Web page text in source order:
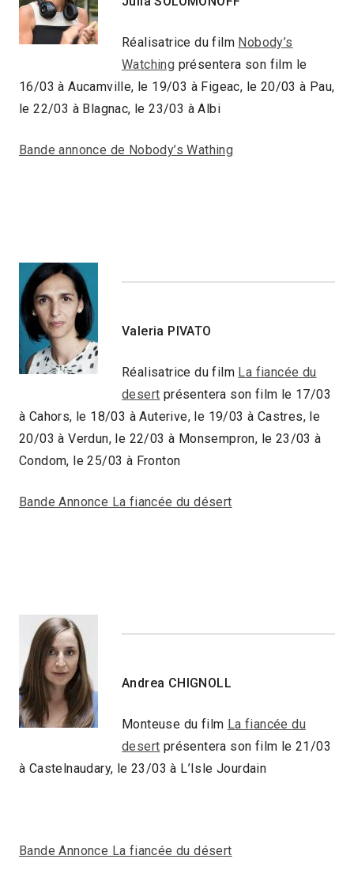
Réalisatrice du film Nobody’s
Watching présentera son film le
16/03 à Aucamville, le 19/03 à Figeac, le 20/03 à Pau,
le 22/03 à Blagnac, le 23/03 à Albi
Bande annonce de Nobody’s Wathing
Valeria PIVATO
Réalisatrice du film La fiancée du
desert présentera son film le 17/03
à Cahors, le 18/03 à Auterive, le 19/03 à Castres, le
20/03 à Verdun, le 22/03 à Monsempron, le 23/03 à
Condom, le 25/03 à Fronton
Bande Annonce La fiancée du désert
Andrea CHIGNOLL
Monteuse du film La fiancée du
desert présentera son film le 21/03
à Castelnaudary, le 23/03 à L’Isle Jourdain
Bande Annonce La fiancée du désert